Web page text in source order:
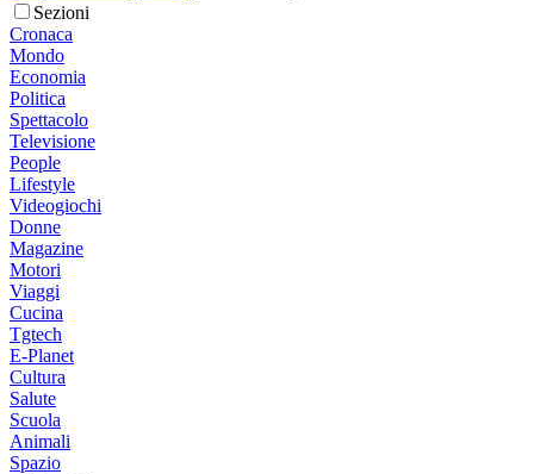
Sezioni
Cronaca
Mondo
Economia
Politica
Spettacolo
Televisione
People
Lifestyle
Videogiochi
Donne
Magazine
Motori
Viaggi
Cucina
Tgtech
E-Planet
Cultura
Salute
Scuola
Animali
Spazio